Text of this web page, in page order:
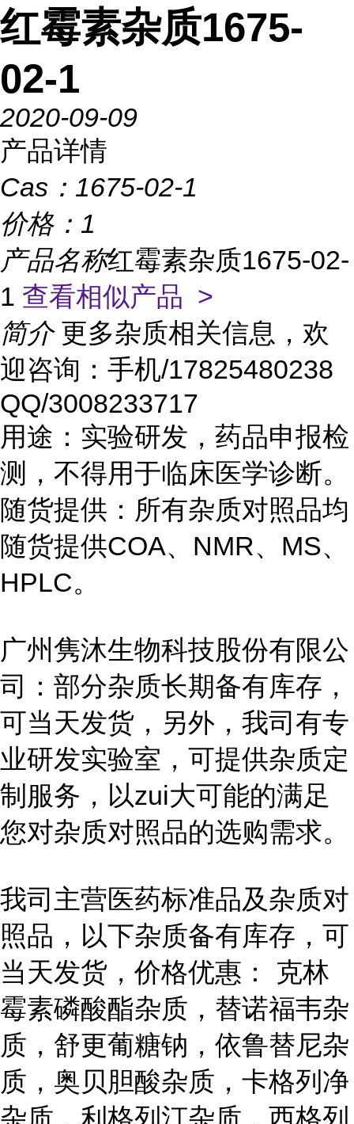
红霉素杂质1675-
02-1
2020-09-09
产品详情
Cas： 1675-02-1
价格： 1
产品名称红霉素杂质1675-02-
1 查看相似产品 >
简介 更多杂质相关信息，欢
迎咨询：手机/17825480238
QQ/3008233717
用途：实验研发，药品申报检
测，不得用于临床医学诊断。
随货提供：所有杂质对照品均
随货提供COA、NMR、MS、
HPLC。
广州隽沐生物科技股份有限公
司：部分杂质长期备有库存，
可当天发货，另外，我司有专
业研发实验室，可提供杂质定
制服务，以zui大可能的满足
您对杂质对照品的选购需求。
我司主营医药标准品及杂质对
照品，以下杂质备有库存，可
当天发货，价格优惠： 克林
霉素磷酸酯杂质，替诺福韦杂
质，舒更葡糖钠，依鲁替尼杂
质，奥贝胆酸杂质，卡格列净
杂质，利格列汀杂质，西格列